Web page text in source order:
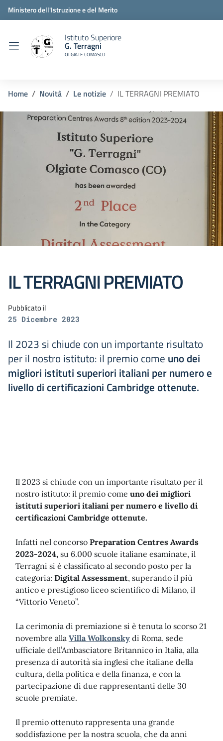
Ministero dell'Istruzione e del Merito
Istituto Superiore
G. Terragni
OLGIATE COMASCO
Home Novità Le notizie IL TERRAGNI PREMIATO
IL TERRAGNI PREMIATO
Pubblicato il
25 Dicembre 2023
Il 2023 si chiude con un importante risultato
per il nostro istituto: il premio come uno dei
migliori istituti superiori italiani per numero e
livello di certificazioni Cambridge ottenute.
Il 2023 si chiude con un importante risultato per il
nostro istituto: il premio come uno dei migliori
istituti superiori italiani per numero e livello di
certificazioni Cambridge ottenute.
Infatti nel concorso Preparation Centres Awards
2023-2024, su 6.000 scuole italiane esaminate, il
Terragni si è classificato al secondo posto per la
categoria: Digital Assessment, superando il più
antico e prestigioso liceo scientifico di Milano, il
“Vittorio Veneto”.
La cerimonia di premiazione si è tenuta lo scorso 21
novembre alla Villa Wolkonsky di Roma, sede
ufficiale dell’Ambasciatore Britannico in Italia, alla
presenza di autorità sia inglesi che italiane della
cultura, della politica e della finanza, e con la
partecipazione di due rappresentanti delle 30
scuole premiate.
Il premio ottenuto rappresenta una grande
soddisfazione per la nostra scuola, che da anni